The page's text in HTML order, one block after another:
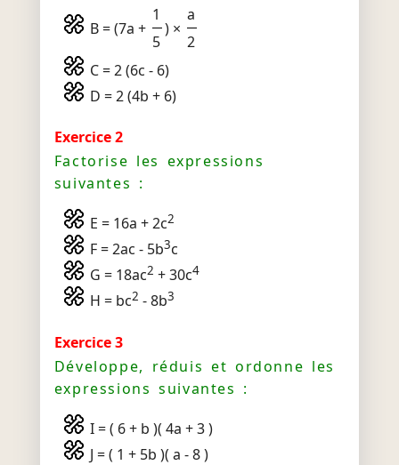
B = (7a +
1
5
) ×
a
2
C = 2 (6c - 6)
D = 2 (4b + 6)
Exercice 2
Factorise les expressions
suivantes :
E = 16a + 2c2
F = 2ac - 5b3c
G = 18ac2 + 30c4
H = bc2 - 8b3
Exercice 3
Développe, réduis et ordonne les
expressions suivantes :
I = ( 6 + b )( 4a + 3 )
J = ( 1 + 5b )( a - 8 )